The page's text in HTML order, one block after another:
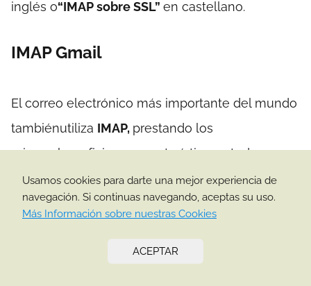
inglés o“IMAP sobre SSL” en castellano.
IMAP Gmail
El correo electrónico más importante del mundo
tambiénutiliza IMAP, prestando los
mismosbeneficios y características a todos sus
usuarios. Lo único que tenemos quehacer para
poder implementar IMAP en Gmail es seguir los
Usamos cookies para darte una mejor experiencia de
navegación. Si continuas navegando, aceptas su uso.
Más Información sobre nuestras Cookies
ACEPTAR